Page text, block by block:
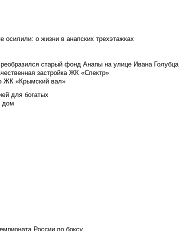
осилили: о жизни в анапских трехэтажках
старый фонд Анапы на улице Ивана Голубца
застройка ЖК «Спектр»
ЖК «Крымский вал»
для богатых
дом
России по боксу